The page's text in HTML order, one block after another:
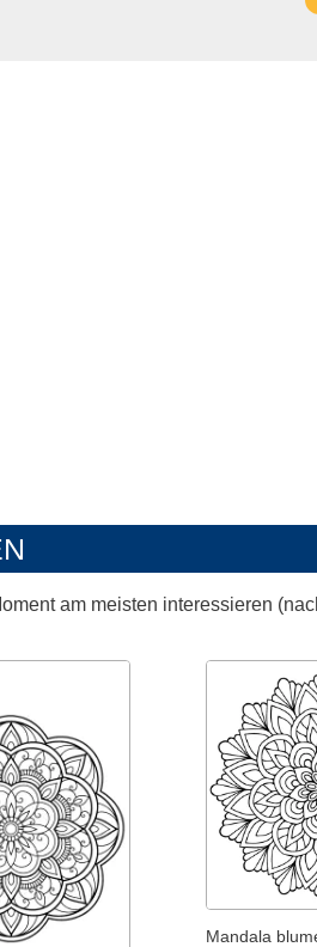
am meisten interessieren
Mandala